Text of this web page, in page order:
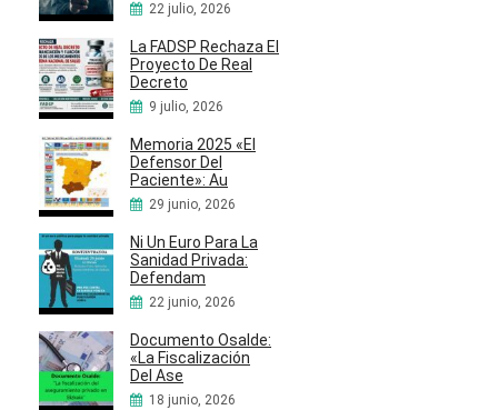
22 julio, 2026
La FADSP Rechaza El
Proyecto De Real
Decreto
9 julio, 2026
Memoria 2025 «El
Defensor Del
Paciente»: Au
29 junio, 2026
Ni Un Euro Para La
Sanidad Privada:
Defendam
22 junio, 2026
Documento Osalde:
«La Fiscalización
Del Ase
18 junio, 2026